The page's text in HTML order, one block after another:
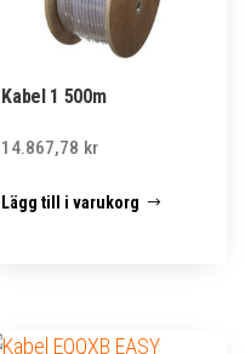
Kabel 1 500m
14.867,78 kr
Lägg till i varukorg